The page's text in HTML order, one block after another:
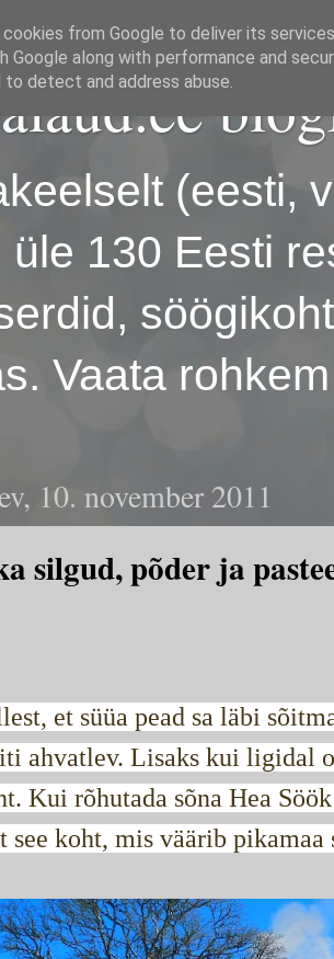
(eesti,
üle 130 Eesti
Vaata
10. november 2011
silgud, põder ja
et süüa pead sa läbi
ahvatlev. Lisaks kui ligidal
Kui rõhutada sõna Hea
see koht, mis väärib pikamaa
from Google to deliver its
Google along with performance and
detect and address abuse.